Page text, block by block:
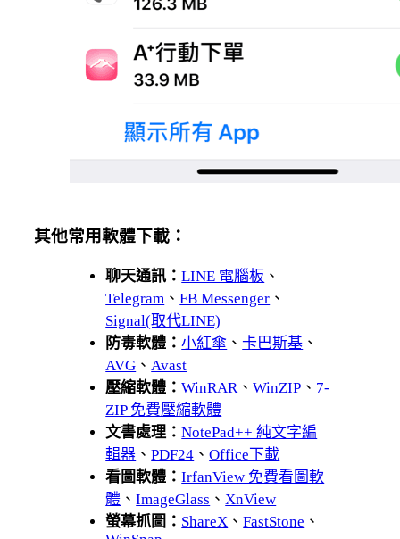
其他常用軟體下載：
聊天通訊：LINE 電腦板 、
Telegram 、FB Messenger 、
Signal(取代LINE)
防毒軟體：小紅傘 、卡巴斯基 、
AVG 、 Avast
壓縮軟體：WinRAR 、WinZIP 、 7-
ZIP 免費壓縮軟體
文書處理：NotePad++ 純文字編
輯器 、PDF24 、Office下載
看圖軟體：IrfanView 免費看圖軟
體 、ImageGlass 、 XnView
螢幕抓圖： ShareX 、FastStone 、